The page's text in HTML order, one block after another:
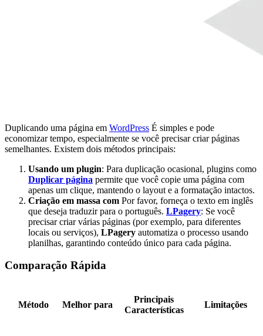
Duplicando uma página em WordPress É simples e pode
economizar tempo, especialmente se você precisar criar páginas
semelhantes. Existem dois métodos principais:
Usando um plugin: Para duplicação ocasional, plugins como
Duplicar página permite que você copie uma página com
apenas um clique, mantendo o layout e a formatação intactos.
Criação em massa com Por favor, forneça o texto em inglês
que deseja traduzir para o português. LPagery: Se você
precisar criar várias páginas (por exemplo, para diferentes
locais ou serviços), LPagery automatiza o processo usando
planilhas, garantindo conteúdo único para cada página.
Comparação Rápida
Método Melhor para
Principais
Características
Limitações